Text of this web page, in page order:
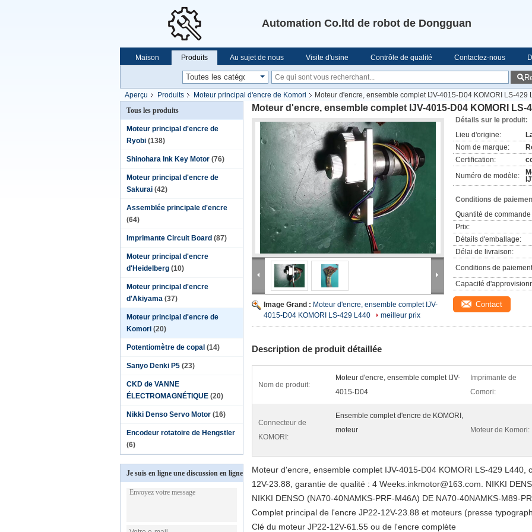
Automation Co.ltd de robot de Dongguan
Maison Produits Au sujet de nous Visite d'usine Contrôle de qualité Contactez-nous
Aperçu Produits Moteur principal d'encre de Komori
Moteur d'encre, ensemble complet IJV-4015-D04 KOMORI LS-429
Tous les produits
Moteur principal d'encre de
Ryobi (138)
Shinohara Ink Key Motor (76)
Moteur principal d'encre de
Sakurai (42)
Assemblée principale d'encre
(64)
Imprimante Circuit Board (87)
Moteur principal d'encre
d'Heidelberg (10)
Moteur principal d'encre
d'Akiyama (37)
Moteur principal d'encre de
Komori (20)
Potentiomètre de copal (14)
Sanyo Denki P5 (23)
CKD de VANNE
ÉLECTROMAGNÉTIQUE (20)
Nikki Denso Servo Motor (16)
Encodeur rotatoire de Hengstler
(6)
Je suis en ligne une discussion en ligne
Moteur d'encre, ensemble complet IJV-4015-D04 KOMORI LS-
Image Grand : Moteur d'encre, ensemble complet IJV-
4015-D04 KOMORI LS-429 L440
meilleur prix
Détails sur le produit:
Lieu d'origine:
Nom de marque:
Certification:
Numéro de modèle:
Conditions de
Quantité de
Prix:
Détails d'emballage:
Délai de livraison:
Conditions de
Capacité
Contact
Description de produit détaillée
Nom de produit:
Moteur d'encre, ensemble complet IJV-
4015-D04
Imprimante de
Comori:
Connecteur de
KOMORI:
Ensemble complet d'encre de KOMORI,
moteur
Moteur de Komori:
Moteur d'encre, ensemble complet IJV-4015-D04 KOMORI LS-429 L440,
12V-23.88, garantie de qualité : 4 Weeks.inkmotor@163.com. NIKKI
NIKKI DENSO (NA70-40NAMKS-PRF-M46A) DE NA70-40NAMKS-M89-
Complet principal de l'encre JP22-12V-23.88 et moteurs (presse
Clé du moteur JP22-12V-61.55 ou de l'encre complète